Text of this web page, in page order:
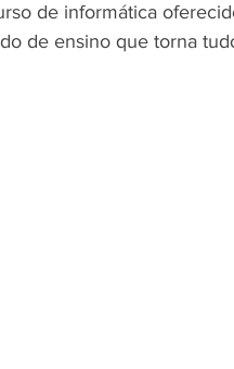
de informática
de ensino que torna